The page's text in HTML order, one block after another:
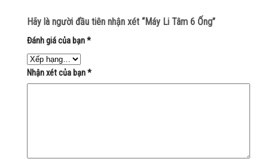
Hãy là người đầu tiên nhận xét “Máy Li Tâm 6 Ống”
Đánh giá của bạn*
Nhận xét của bạn*